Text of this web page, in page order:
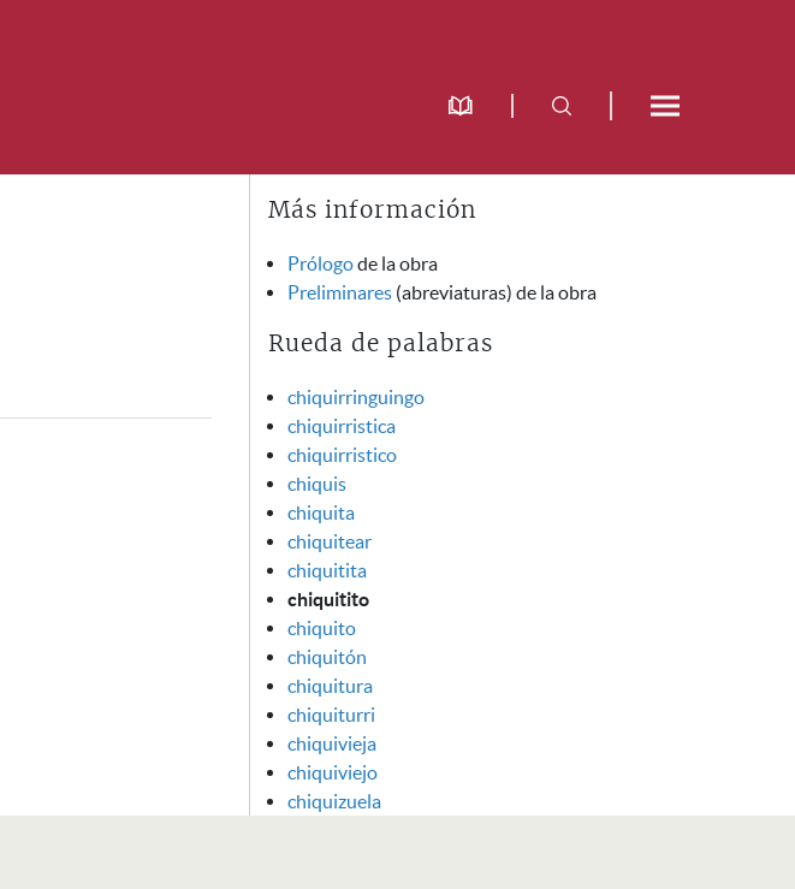
Más información
Prólogode la obra
Preliminares (abreviaturas) de la obra
Rueda de palabras
chiquirringuingo
chiquirristica
chiquirristico
chiquis
chiquita
chiquitear
chiquitita
chiquitito
chiquito
chiquitón
chiquitura
chiquiturri
chiquivieja
chiquiviejo
chiquizuela